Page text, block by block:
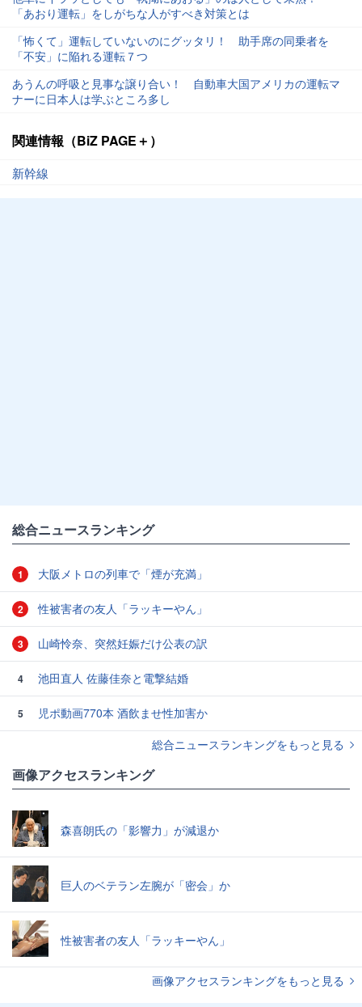
「あおり運転」をしがちな人がすべき対策とは
「怖くて」運転していないのにグッタリ！ 助手席の同乗者を
「不安」に陥れる運転７つ
あうんの呼吸と見事な譲り合い！ 自動車大国アメリカの運転マ
ナーに日本人は学ぶところ多し
関連情報（BiZ PAGE＋）
新幹線
総合ニュースランキング
1 大阪メトロの列車で「煙が充満」
2 性被害者の友人「ラッキーやん」
3 山崎怜奈、突然妊娠だけ公表の訳
4 池田直人 佐藤佳奈と電撃結婚
5
児ポ動画770本 酒飲ませ性加害か
総合ニュースランキングをもっと見る
画像アクセスランキング
森喜朗氏の「影響力」が減退か
巨人のベテラン左腕が「密会」か
性被害者の友人「ラッキーやん」
画像アクセスランキングをもっと見る